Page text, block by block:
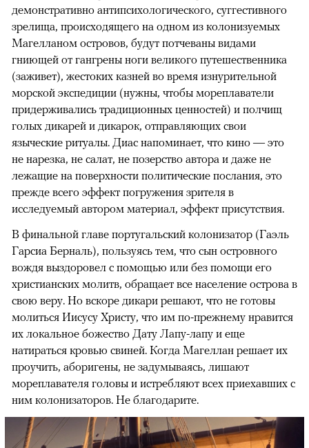
демонстративно антипсихологического, суггестивного
зрелища, происходящего на одном из колонизуемых
Магелланом островов, будут потчеваны видами
гниющей от гангрены ноги великого путешественника
(заживет), жестоких казней во время изнурительной
морской экспедиции (нужны, чтобы мореплаватели
придерживались традиционных ценностей) и полчищ
голых дикарей и дикарок, отправляющих свои
языческие ритуалы. Диас напоминает, что кино — это
не нарезка, не салат, не позерство автора и даже не
лежащие на поверхности политические послания, это
прежде всего эффект погружения зрителя в
исследуемый автором материал, эффект присутствия.
В финальной главе португальский колонизатор (Гаэль
Гарсиа Берналь), пользуясь тем, что сын островного
вождя выздоровел с помощью или без помощи его
христианских молитв, обращает все население острова в
свою веру. Но вскоре дикари решают, что не готовы
молиться Иисусу Христу, что им по-прежнему нравится
их локальное божество Дату Лапу-лапу и еще
натираться кровью свиней. Когда Магеллан решает их
проучить, аборигены, не задумываясь, лишают
мореплавателя головы и истребляют всех приехавших с
ним колонизаторов. Не благодарите.